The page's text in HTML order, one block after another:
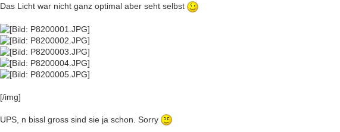
Das Licht war nicht ganz optimal aber seht selbst
[/img]
UPS, n bissl gross sind sie ja schon. Sorry